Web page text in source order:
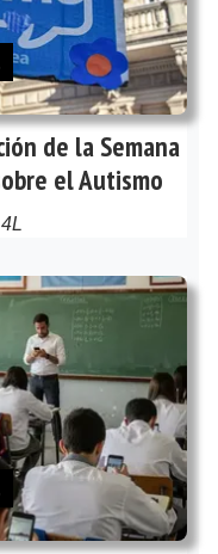
de la Semana
el Autismo